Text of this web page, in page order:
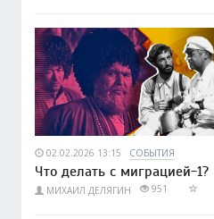
02.02.2026 13:15 СОБЫТИЯ
Что делать с миграцией-1?
МИХАИЛ ДЕЛЯГИН 951